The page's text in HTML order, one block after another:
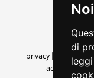
di
privacy
cookie |
accessibilità|